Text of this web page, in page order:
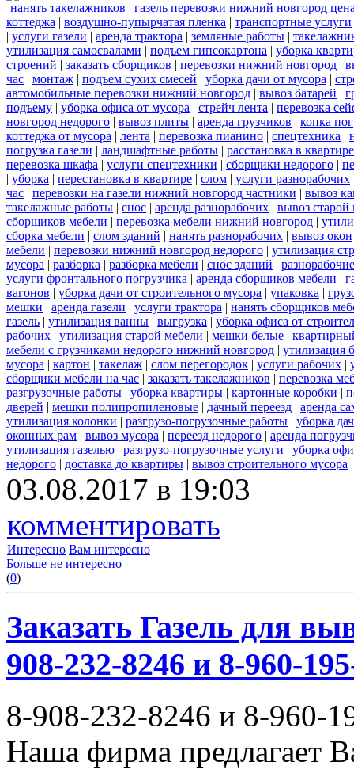
нанять такелажников | газель перевозки нижний новгород
коттеджа | воздушно-пупырчатая пленка | транспортные услуги
| услуги газели | аренда трактора | земляные работы |
утилизация самосвалами | подъем гипсокартона | уборка
строений | заказать сборщиков | перевозки нижний новгород |
час | монтаж | подъем сухих смесей | уборка дачи от мусора |
автомобильные перевозки нижний новгород | вывоз батарей |
подъему | уборка офиса от мусора | стрейч лента | перевозка
новгород недорого | вывоз плиты | аренда грузчиков | копка
коттеджа от мусора | лента | перевозка пианино | спецтехника |
погрузка газели | ландшафтные работы | расстановка в квартире
перевозка шкафа | услуги спецтехники | сборщики недорого |
| уборка | перестановка в квартире | слом | услуги разнорабочих
час | перевозки на газели нижний новгород частники | вывоз
такелажные работы | снос | аренда разнорабочих | вывоз старой
сборщиков мебели | перевозка мебели нижний новгород |
сборка мебели | слом зданий | нанять разнорабочих | вывоз окон
мебели | перевозки нижний новгород недорого | утилизация
мусора | разборка | разборка мебели | снос зданий |
услуги фронтального погрузчика | аренда сборщиков мебели |
вагонов | уборка дачи от строительного мусора | упаковка |
мешки | аренда газели | услуги трактора | нанять сборщиков
газель | утилизация ванны | выгрузка | уборка офиса от
рабочих | утилизация старой мебели | мешки белые |
мебели с грузчиками недорого нижний новгород | утилизация
мусора | картон | такелаж | слом перегородок | услуги рабочих |
сборщики мебели на час | заказать такелажников | перевозка
разгрузочные работы | уборка квартиры | картонные коробки |
дверей | мешки полипропиленовые | дачный переезд | аренда
утилизация колонки | разгрузо-погрузочные работы | уборка
оконных рам | вывоз мусора | переезд недорого | аренда
утилизация газелью | разгрузо-погрузочные услуги | уборка
недорого | доставка до квартиры | вывоз строительного мусора
03.08.2017 в 19:03
комментировать
Интересно Вам интересно
Больше не интересно
(0)
Заказать Газель для
908-232-8246 и 8-960-
8-908-232-8246 и 8-960-
Наша фирма предлагает